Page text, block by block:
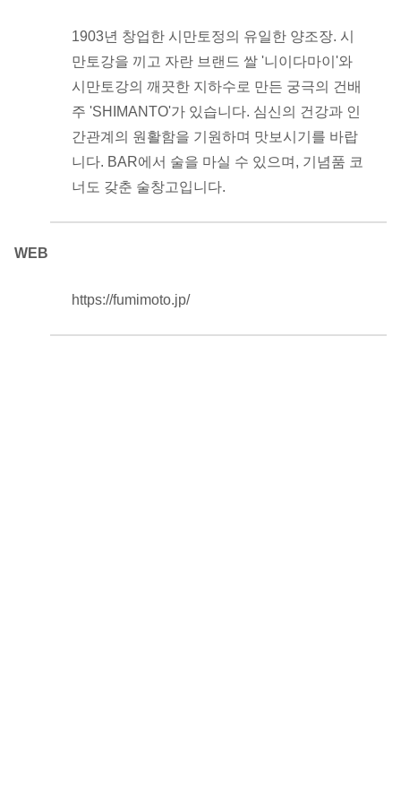
1903년 창업한 시만토정의 유일한 양조장. 시
만토강을 끼고 자란 브랜드 쌀 '니이다마이'와
시만토강의 깨끗한 지하수로 만든 궁극의 건배
주 'SHIMANTO'가 있습니다. 심신의 건강과 인
간관계의 원활함을 기원하며 맛보시기를 바랍
니다. BAR에서 술을 마실 수 있으며, 기념품 코
너도 갖춘 술창고입니다.
WEB
https://fumimoto.jp/